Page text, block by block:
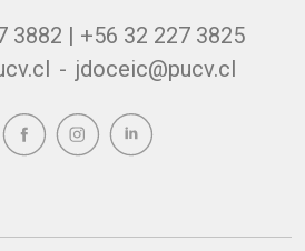
3882 | +56 32 227 3825
- jdoceic@pucv.cl